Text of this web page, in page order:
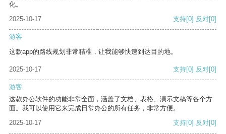
化。
2025-10-17
支持[0] 反对[0]
游客
这款app的路线规划非常精准，让我能够快速到达目的地。
2025-10-17 支持[0] 反对[0]
游客
这款办公软件的功能非常全面，涵盖了文档、表格、演示文稿等各个方
面。我可以使用它来完成日常办公的所有任务，非常方便。
2025-10-17
支持[0] 反对[0]